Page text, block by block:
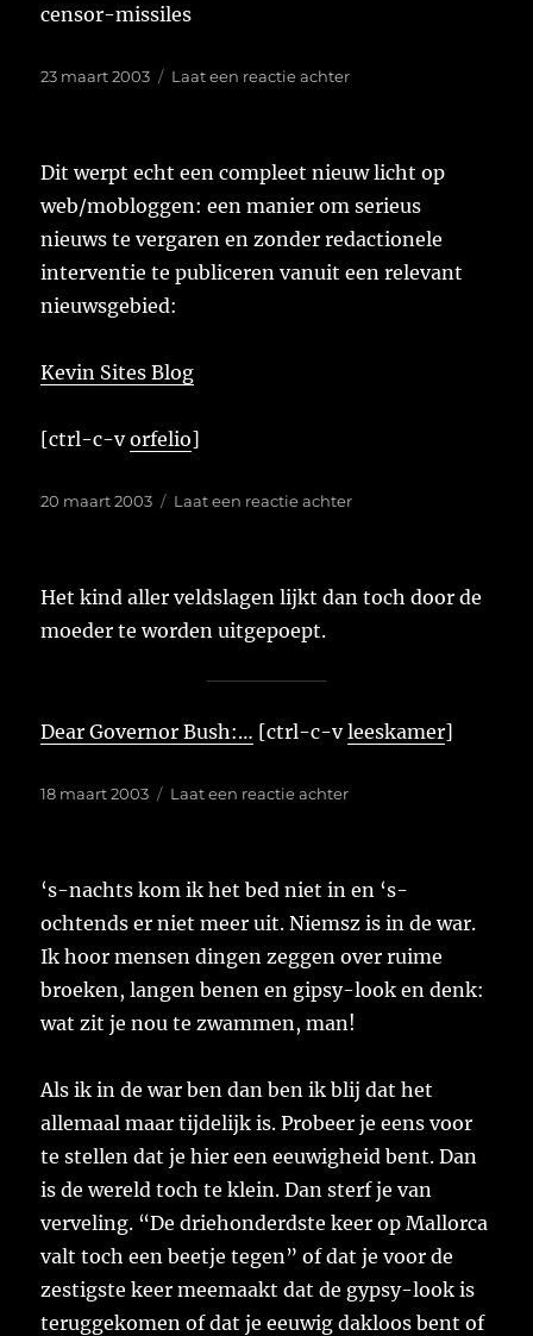
censor-missiles
Geplaatst
23 maart 2003 Laat een reactie achterop
Dit werpt echt een compleet nieuw licht op
web/mobloggen: een manier om serieus
nieuws te vergaren en zonder redactionele
interventie te publiceren vanuit een relevant
nieuwsgebied:
Kevin Sites Blog
[ctrl-c-vorfelio]
Geplaatst
20 maart 2003 Laat een reactie achterop
Het kind aller veldslagen lijkt dan toch door de
moeder te worden uitgepoept.
Dear Governor Bush:… [ctrl-c-vleeskamer]
Geplaatst
18 maart 2003 Laat een reactie achterop
‘s-nachts kom ik het bed niet in en ‘s-
ochtends er niet meer uit. Niemsz is in de war.
Ik hoor mensen dingen zeggen over ruime
broeken, langen benen en gipsy-look en denk:
wat zit je nou te zwammen, man!
Als ik in de war ben dan ben ik blij dat het
allemaal maar tijdelijk is. Probeer je eens voor
te stellen dat je hier een eeuwigheid bent. Dan
is de wereld toch te klein. Dan sterf je van
verveling. “De driehonderdste keer op Mallorca
valt toch een beetje tegen” of dat je voor de
zestigste keer meemaakt dat de gypsy-look is
teruggekomen of dat je eeuwig dakloos bent of